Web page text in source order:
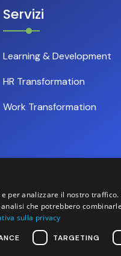
Servizi
Learning & Development
HR Transformation
Work Transformation
per analizzare il nostro
che potrebbero
sulla privacy
TARGETING